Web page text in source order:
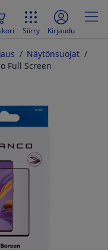
Siirry Kirjaudu
Näytönsuojat
Full Screen